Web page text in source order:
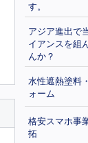
す。
アジア進出で
イアンスを組
んか？
水性遮熱塗料
ォーム
格安スマホ事
拓